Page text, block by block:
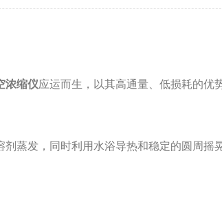
浓缩仪应运而生，以其高通量、低损耗的优
蒸发，同时利用水浴导热和稳定的圆周摇